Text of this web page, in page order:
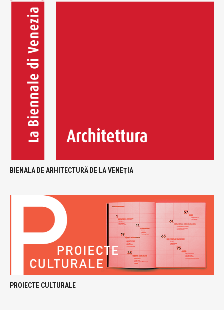
BIENALA DE ARHITECTURĂ DE LA VENEȚIA
PROIECTE CULTURALE